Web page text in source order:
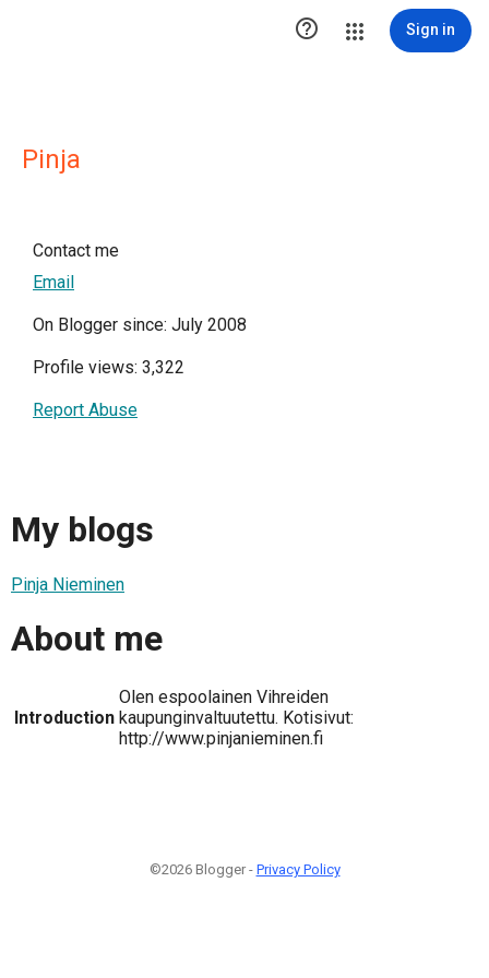
 Sign in
Pinja
Contact me
Email
On Blogger since: July 2008
Profile views: 3,322
Report Abuse
My blogs
Pinja Nieminen
About me
Introduction
Olen espoolainen Vihreiden
kaupunginvaltuutettu. Kotisivut:
http://www.pinjanieminen.fi
©2026 Blogger - Privacy Policy